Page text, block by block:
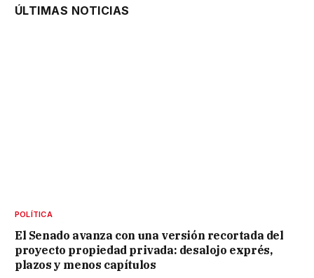
ÚLTIMAS NOTICIAS
POLÍTICA
El Senado avanza con una versión recortada del
proyecto propiedad privada: desalojo exprés,
plazos y menos capítulos